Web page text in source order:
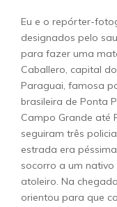
Eu e o repórter-
designados pelo
para fazer uma
Caballero, capital
Paraguai, famosa
brasileira de Ponta
Campo Grande até
seguiram três
estrada era
socorro a um
atoleiro. Na
orientou para que